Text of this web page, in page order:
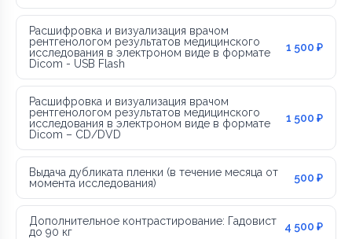
Расшифровка и визуализация врачом
рентгенологом результатов медицинского
исследования в электроном виде в формате
Dicom - USB Flash
1 500 ₽
Расшифровка и визуализация врачом
рентгенологом результатов медицинского
исследования в электроном виде в формате
Dicom – CD/DVD
1 500 ₽
Выдача дубликата пленки (в течение месяца от
момента исследования)
500 ₽
Дополнительное контрастирование: Гадовист
до 90 кг
4 500 ₽